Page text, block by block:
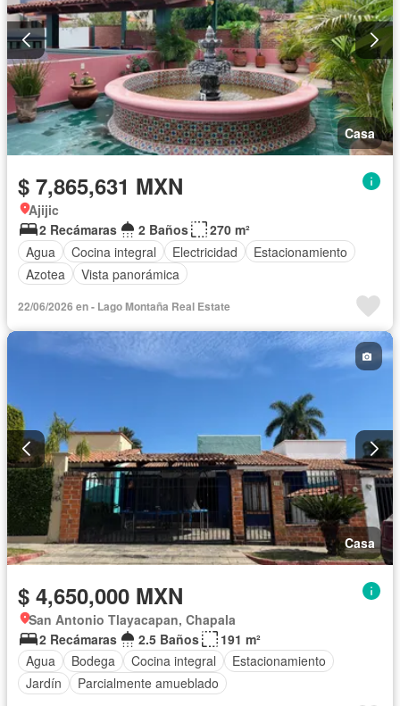
Casa
$ 7,865,631 MXN
Ajijic
2 Recámaras
2 Baños
270 m²
Agua
Cocina integral Electricidad
Estacionamiento
Azotea
Vista panorámica
22/06/2026 en - Lago Montaña Real Estate
Casa
$ 4,650,000 MXN
San Antonio Tlayacapan, Chapala
2 Recámaras
2.5 Baños
191 m²
Agua
Bodega Cocina integral
Estacionamiento
Jardín
Parcialmente amueblado